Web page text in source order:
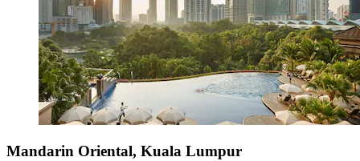
Mandarin Oriental, Kuala Lumpur